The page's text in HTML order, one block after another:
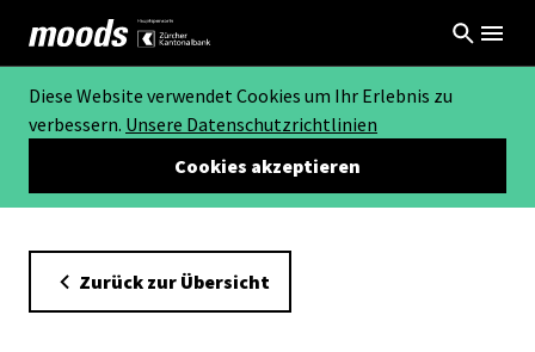
Diese Website verwendet Cookies um Ihr Erlebnis zu
verbessern. Unsere Datenschutzrichtlinien
Cookies akzeptieren
Zurück zur Übersicht